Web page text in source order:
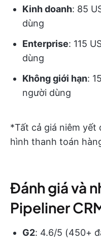
Kinh doanh: 85
dùng
Enterprise: 115
dùng
Không giới hạn:
người dùng
*Tất cả giá niêm yết
hình thanh toán
Đánh giá và
Pipeliner
G2: 4.6/5 (450+